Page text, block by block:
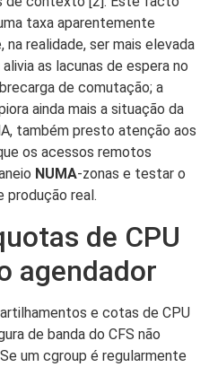
taxa aparentemente
realidade, ser mais elevada
as lacunas de espera no
de comutação; a
ainda mais a situação da
também presto atenção aos
os acessos remotos
NUMA-zonas e testar o
produção real.
de CPU
agendador
e cotas de CPU
de banda do CFS não
um cgroup é regularmente